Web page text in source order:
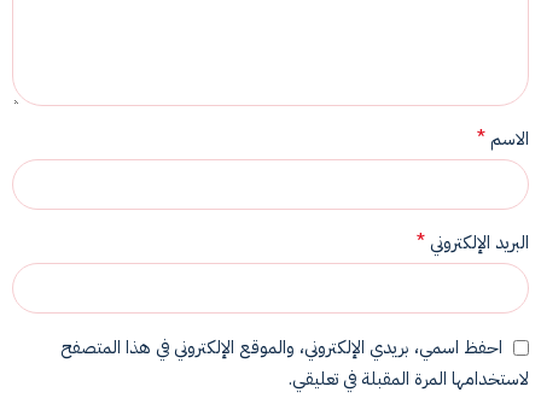
الاسم*
البريد الإلكتروني *
احفظ اسمي، بريدي الإلكتروني، والموقع الإلكتروني في هذا المتصفح
لاستخدامها المرة المقبلة في تعليقي.